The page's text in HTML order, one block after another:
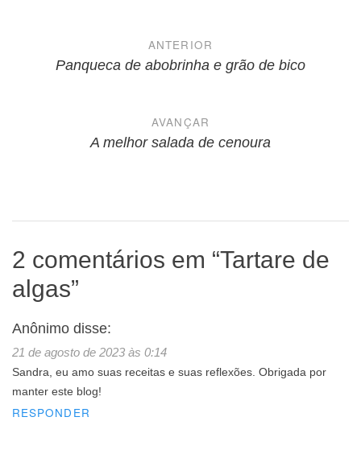
NavegaçãoANTERIOR
Panqueca de abobrinha e grão de bico
AVANÇAR
A melhor salada de cenoura
2 comentários em “Tartare de
algas”
Anônimo disse:
21 de agosto de 2023 às 0:14
Sandra, eu amo suas receitas e suas reflexões. Obrigada por
manter este blog!
RESPONDER